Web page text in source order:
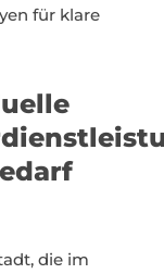
für klare
die im